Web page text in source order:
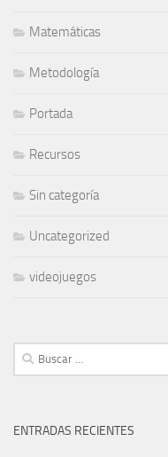
Matemáticas
Metodología
Portada
Recursos
Sin categoría
Uncategorized
videojuegos
Buscar:
ENTRADAS RECIENTES